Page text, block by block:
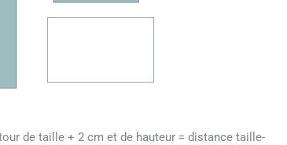
de taille + 2 cm et de hauteur = distance taille-